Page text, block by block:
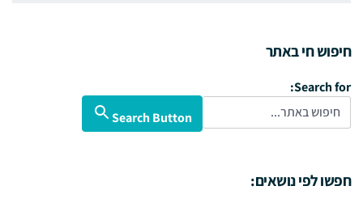
חיפוש חי באתר
Search for:
Search Button
חפשו לפי נושאים: